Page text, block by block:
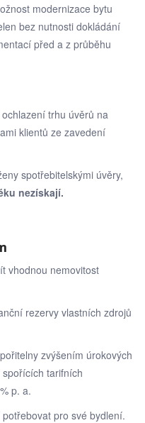
modernizace bytu
bez nutnosti dokládání
před a z průběhu
trhu úvěrů na
klientů ze zavedení
spotřebitelskými úvěry,
nezískají.
vhodnou nemovitost
rezervy vlastních zdrojů
zvýšením úrokových
tarifních
p. a.
pro své bydlení.